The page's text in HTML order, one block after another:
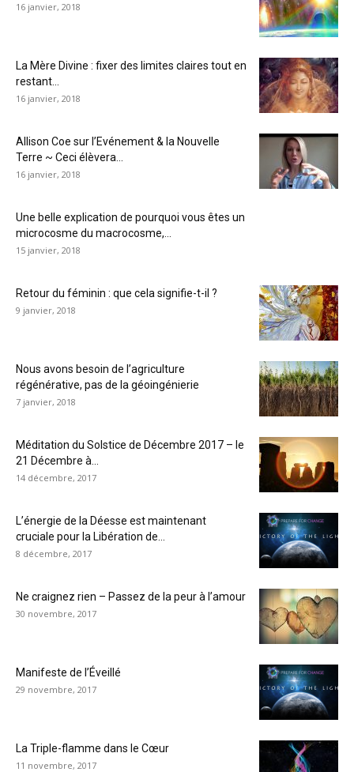
16 janvier, 2018
La Mère Divine : fixer des limites claires tout en
restant...
16 janvier, 2018
Allison Coe sur l’Evénement & la Nouvelle
Terre ~ Ceci élèvera...
16 janvier, 2018
Une belle explication de pourquoi vous êtes un
microcosme du macrocosme,...
15 janvier, 2018
Retour du féminin : que cela signifie-t-il ?
9 janvier, 2018
Nous avons besoin de l’agriculture
régénérative, pas de la géoingénierie
7 janvier, 2018
Méditation du Solstice de Décembre 2017 – le
21 Décembre à...
14 décembre, 2017
L’énergie de la Déesse est maintenant
cruciale pour la Libération de...
8 décembre, 2017
Ne craignez rien – Passez de la peur à l’amour
30 novembre, 2017
Manifeste de l’Éveillé
29 novembre, 2017
La Triple-flamme dans le Cœur
11 novembre, 2017